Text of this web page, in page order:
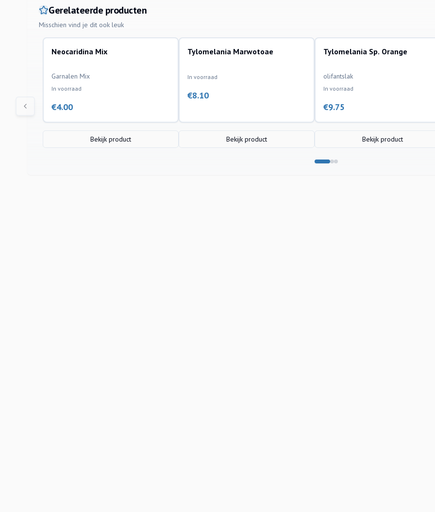
Gerelateerde producten
Misschien vind je dit ook leuk
aquariumvissen
Neocaridina Mix
Garnalen Mix
In voorraad
€4.00
Bekijk product
aquariumvissen
Tylomelania Marwotoae
In voorraad
€8.10
Bekijk product
aquariumvissen
Tylomelania Sp. Orange
olifantslak
In voorraad
€9.75
Bekijk product